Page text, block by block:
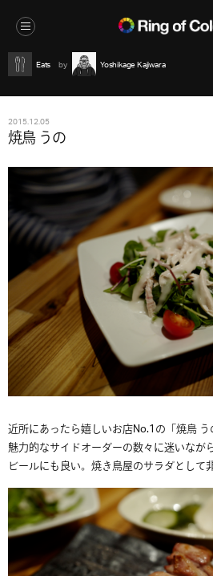
Eats Yoshikage Kajiwara
2015.12.05
焼鳥 うの
近所にあったら嬉しいお店No.1の「焼鳥 う
魅力的なサイドオーダーの数々に迷いなが
ビールにも良い。焼き鳥屋のサラダとして